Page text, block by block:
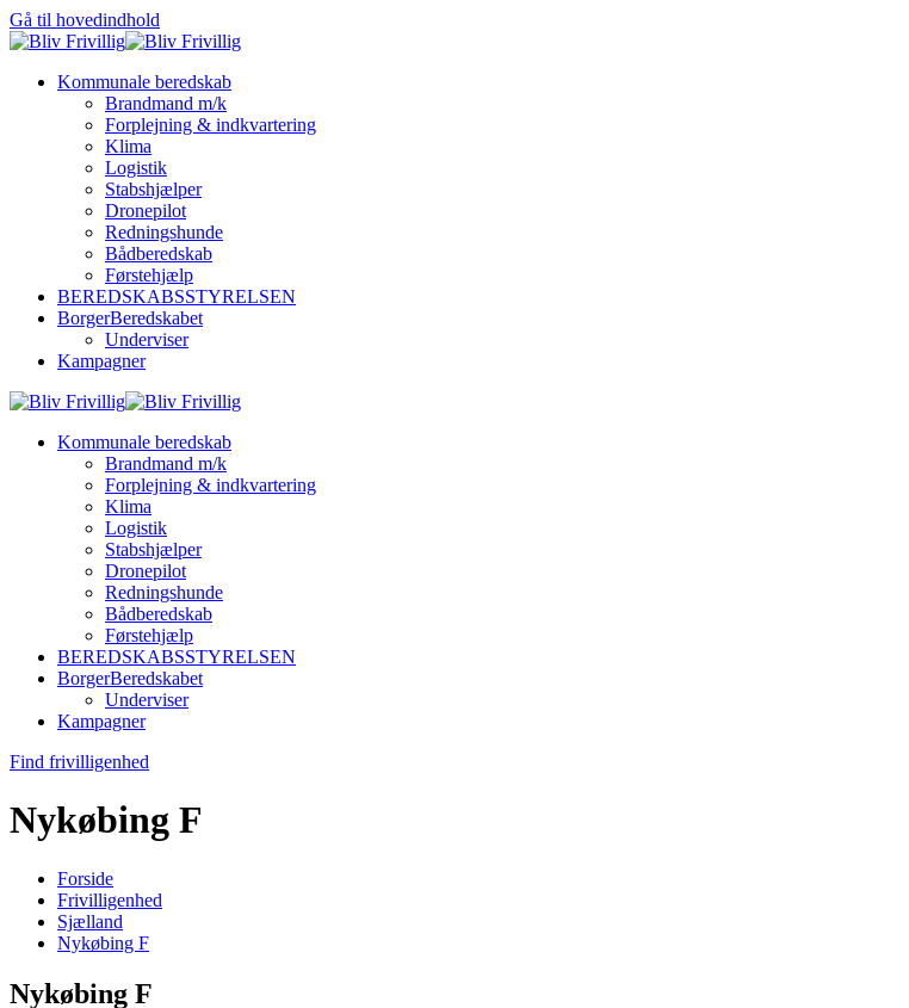
Gå til hovedindhold
Kommunale beredskab
Brandmand m/k
Forplejning & indkvartering
Klima
Logistik
Stabshjælper
Dronepilot
Redningshunde
Bådberedskab
Førstehjælp
BEREDSKABSSTYRELSEN
BorgerBeredskabet
Underviser
Kampagner
Kommunale beredskab
Brandmand m/k
Forplejning & indkvartering
Klima
Logistik
Stabshjælper
Dronepilot
Redningshunde
Bådberedskab
Førstehjælp
BEREDSKABSSTYRELSEN
BorgerBeredskabet
Underviser
Kampagner
Find frivilligenhed
Nykøbing F
Forside
Frivilligenhed
Sjælland
Nykøbing F
Nykøbing F